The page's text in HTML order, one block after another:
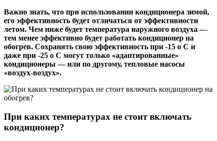
Важно знать, что при использовании кондиционера зимой,
его эффективность будет отличаться от эффективности
летом. Чем ниже будет температура наружного воздуха —
тем менее эффективно будет работать кондиционер на
обогрев. Сохранять свою эффективность при -15 о С и
даже при -25 о С могут только «адаптированные»
кондиционеры — или по другому, тепловые насосы
«воздух-воздух».
При каких температурах не стоит включать
кондиционер?